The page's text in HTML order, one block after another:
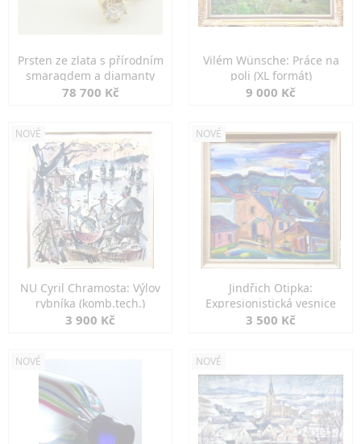
Prsten ze zlata s přírodním
smaragdem a diamanty
78 700 Kč
Vilém Wünsche: Práce na
poli (XL formát)
9 000 Kč
NOVÉ
NU Cyril Chramosta: Výlov
rybníka (komb.tech.)
3 900 Kč
NOVÉ
Jindřich Otipka:
Expresionistická vesnice
3 500 Kč
NOVÉ NOVÉ